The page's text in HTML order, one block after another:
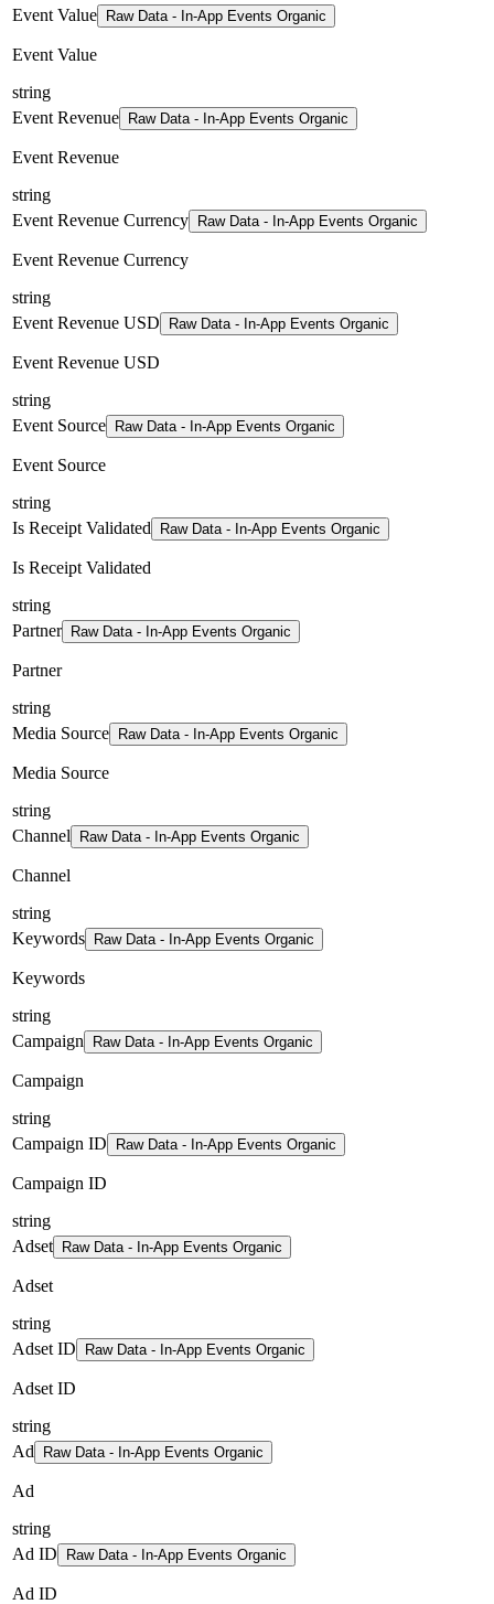
Event Value
Raw Data - In-App Events Organic
Event Value
string
Event Revenue
Raw Data - In-App Events Organic
Event Revenue
string
Event Revenue Currency
Raw Data - In-App Events Organic
Event Revenue Currency
string
Event Revenue USD
Raw Data - In-App Events Organic
Event Revenue USD
string
Event Source
Raw Data - In-App Events Organic
Event Source
string
Is Receipt Validated
Raw Data - In-App Events Organic
Is Receipt Validated
string
Partner
Raw Data - In-App Events Organic
Partner
string
Media Source
Raw Data - In-App Events Organic
Media Source
string
Channel
Raw Data - In-App Events Organic
Channel
string
Keywords
Raw Data - In-App Events Organic
Keywords
string
Campaign
Raw Data - In-App Events Organic
Campaign
string
Campaign ID
Raw Data - In-App Events Organic
Campaign ID
string
Adset
Raw Data - In-App Events Organic
Adset
string
Adset ID
Raw Data - In-App Events Organic
Adset ID
string
Ad
Raw Data - In-App Events Organic
Ad
string
Ad ID
Raw Data - In-App Events Organic
Ad ID